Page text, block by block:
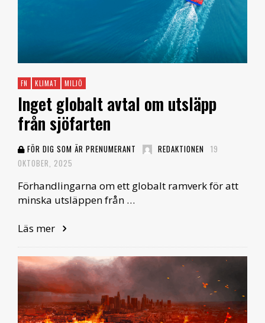
FN KLIMAT MILJÖ
Inget globalt avtal om utsläpp
från sjöfarten
FÖR DIG SOM ÄR PRENUMERANT REDAKTIONEN 19
OKTOBER, 2025
Förhandlingarna om ett globalt ramverk för att
minska utsläppen från …
Läs mer